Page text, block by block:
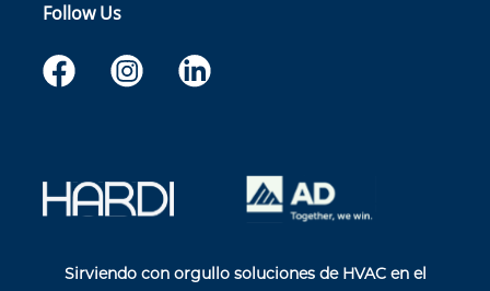
Follow Us
Sirviendo con orgullo soluciones de HVAC en el